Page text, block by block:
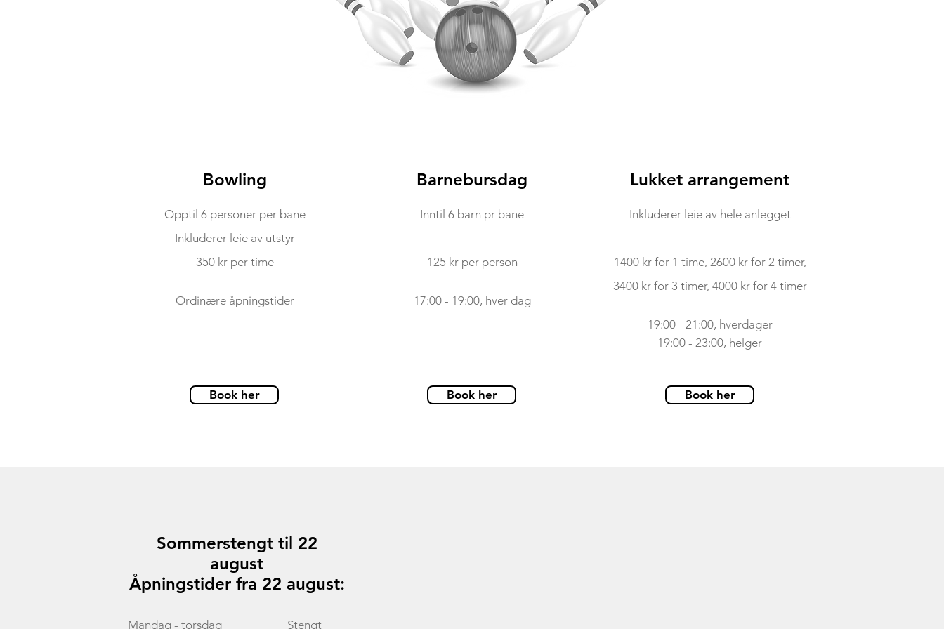
Bowling
Opptil 6 personer per bane
Inkluderer leie av utstyr
350 kr per time
Ordinære åpningstider
Book her
Barnebursdag
Inntil 6 barn pr bane
125 kr per person
17:00 - 19:00, hver dag
Book her
Lukket arrangement
Inkluderer leie av hele anlegget
1400 kr for 1 time, 2600 kr for 2 timer,
3400 kr for 3 timer, 4000 kr for 4 timer
19:00 - 21:00, hverdager
19:00 - 23:00, helger
Book her
Sommerstengt til 22
august
​Åpningstider fra 22 august:
Mandag - torsdag Stengt